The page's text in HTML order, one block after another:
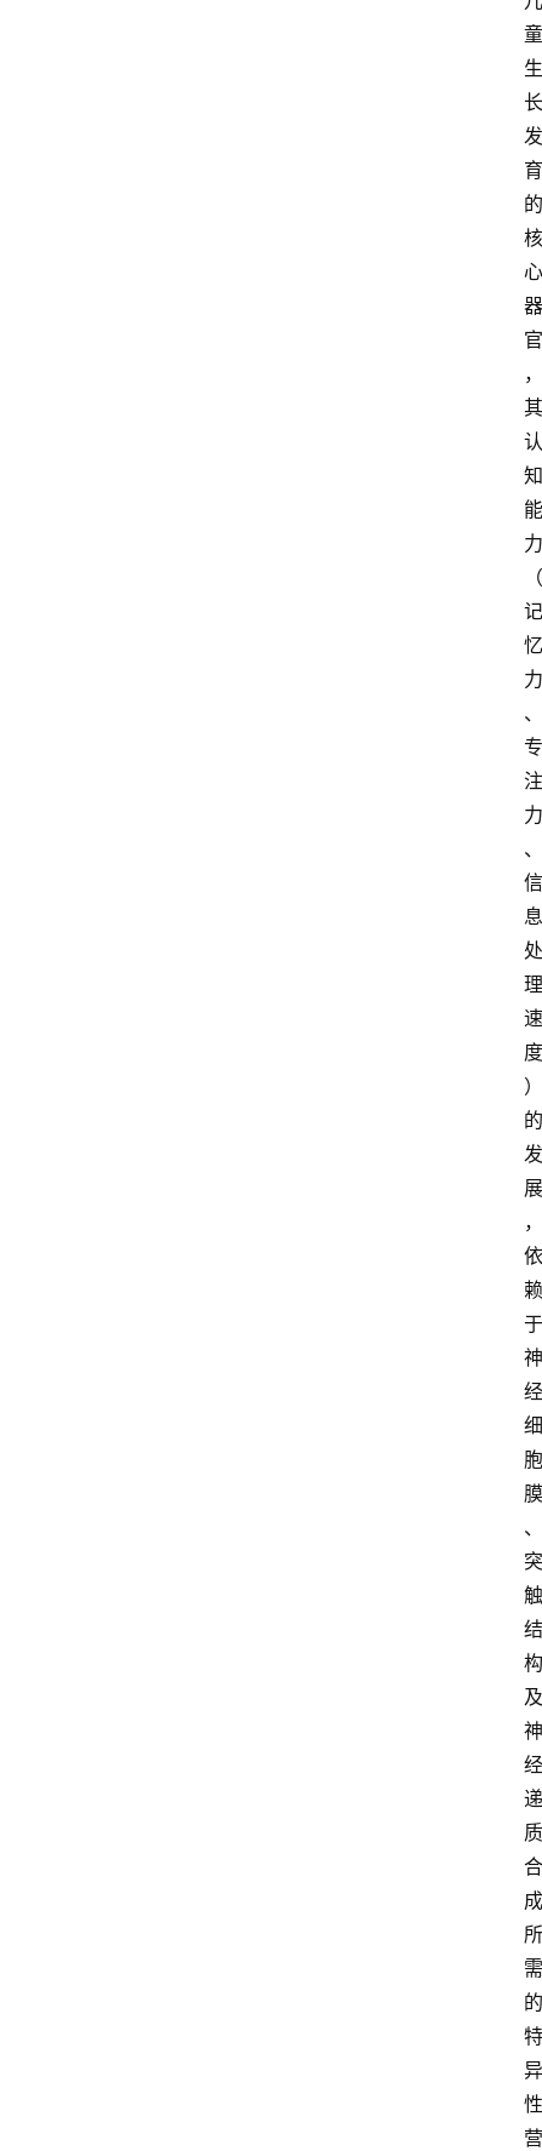
童
生
长
发
育
的
核
心
器
官
，
其
认
知
能
力
（
记
忆
力
、
专
注
力
、
信
息
处
理
速
度
）
的
发
展
，
依
赖
于
神
经
细
胞
膜
、
突
触
结
构
及
神
经
递
质
合
成
所
需
的
特
异
性
营